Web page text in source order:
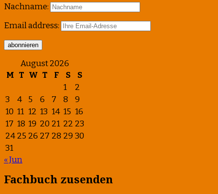
Nachname:
Email address:
August 2026
M T W T F S
S
1
2
3
4 5 6 7 8
9
10 11 12 13 14 15 16
17 18 19 20 21 22 23
24 25 26 27 28 29 30
31
« Jun
Fachbuch zusenden